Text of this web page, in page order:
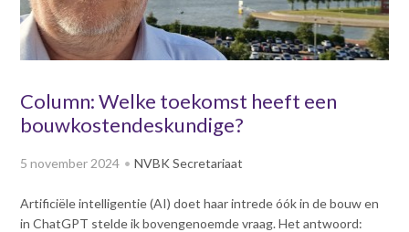
v
i
g
o
J
m
Column: Welke toekomst heeft een
bouwkostendeskundige?
5 november 2024 NVBK Secretariaat
Artificiële intelligentie (AI) doet haar intrede óók in de bouw en
in ChatGPT stelde ik bovengenoemde vraag. Het antwoord:
Dag van de
Bouwkostendeskundige 2024
Dag van de
november 2023
Vernieuwde boek
Publicatiereeks
Nieuwsbrieven